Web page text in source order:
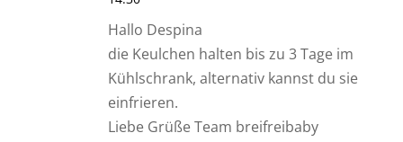
Hallo Despina
die Keulchen halten bis zu 3 Tage im
Kühlschrank, alternativ kannst du sie
einfrieren.
Liebe Grüße Team breifreibaby